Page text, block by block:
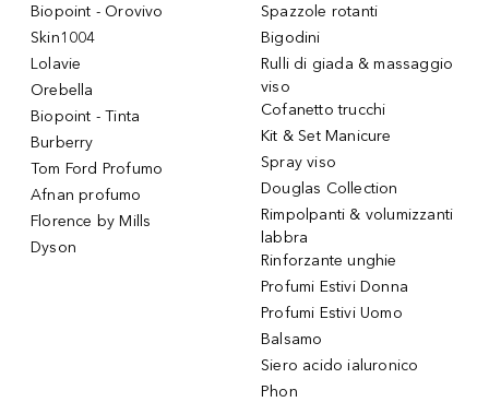
Biopoint - Orovivo
Skin1004
Lolavie
Orebella
Biopoint - Tinta
Burberry
Tom Ford Profumo
Afnan profumo
Florence by Mills
Dyson
Spazzole rotanti
Bigodini
Rulli di giada & massaggio
viso
Cofanetto trucchi
Kit & Set Manicure
Spray viso
Douglas Collection
Rimpolpanti & volumizzanti
labbra
Rinforzante unghie
Profumi Estivi Donna
Profumi Estivi Uomo
Balsamo
Siero acido ialuronico
Phon